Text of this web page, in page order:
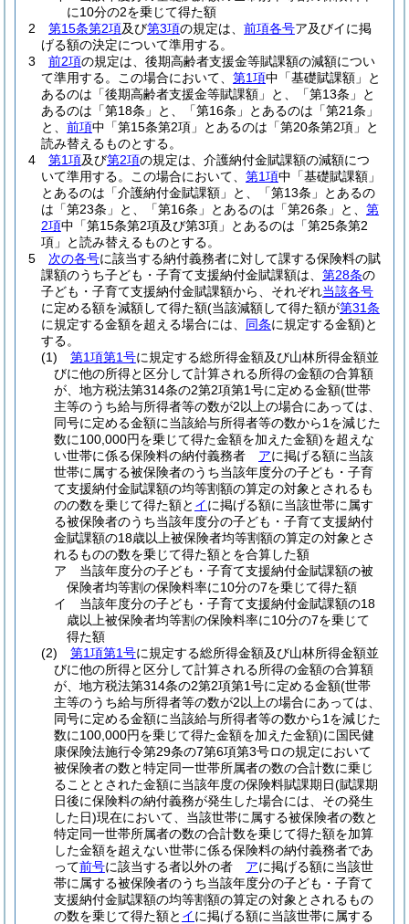
に10分の2を乗じて得た額
2
第15条第2項及び第3項の規定は、 前項各号ア及びイに掲
げる額の決定について準用する。
3
前2項の規定は、後期高齢者支援金等賦課額の減額につい
て準用する。
この場合において、 第1項中「基礎賦課額」と
あるのは「後期高齢者支援金等賦課額」と、「第13条」と
あるのは「第18条」と、「第16条」とあるのは「第21条」
と、 前項中「第15条第2項」とあるのは「第20条第2項」と
読み替えるものとする。
4
第1項及び第2項の規定は、介護納付金賦課額の減額につ
いて準用する。
この場合において、 第1項中「基礎賦課額」
とあるのは「介護納付金賦課額」と、「第13条」とあるの
は「第23条」と、「第16条」とあるのは「第26条」と、 第
2項中「第15条第2項及び第3項」とあるのは「第25条第2
項」と読み替えるものとする。
5
次の各号に該当する納付義務者に対して課する保険料の賦
課額のうち子ども・子育て支援納付金賦課額は、 第28条の
子ども・子育て支援納付金賦課額から、それぞれ当該各号
に定める額を減額して得た額(当該減額して得た額が第31条
に規定する金額を超える場合には、 同条に規定する金額)と
する。
(1)
第1項第1号に規定する総所得金額及び山林所得金額並
びに他の所得と区分して計算される所得の金額の合算額
が、地方税法第314条の2第2項第1号に定める金額(世帯
主等のうち給与所得者等の数が2以上の場合にあっては、
同号に定める金額に当該給与所得者等の数から1を減じた
数に100,000円を乗じて得た金額を加えた金額)を超えな
い世帯に係る保険料の納付義務者 アに掲げる額に当該
世帯に属する被保険者のうち当該年度分の子ども・子育
て支援納付金賦課額の均等割額の算定の対象とされるも
のの数を乗じて得た額と イに掲げる額に当該世帯に属す
る被保険者のうち当該年度分の子ども・子育て支援納付
金賦課額の18歳以上被保険者均等割額の算定の対象とさ
れるものの数を乗じて得た額とを合算した額
ア
当該年度分の子ども・子育て支援納付金賦課額の被
保険者均等割の保険料率に10分の7を乗じて得た額
イ
当該年度分の子ども・子育て支援納付金賦課額の18
歳以上被保険者均等割の保険料率に10分の7を乗じて
得た額
(2)
第1項第1号に規定する総所得金額及び山林所得金額並
びに他の所得と区分して計算される所得の金額の合算額
が、地方税法第314条の2第2項第1号に定める金額(世帯
主等のうち給与所得者等の数が2以上の場合にあっては、
同号に定める金額に当該給与所得者等の数から1を減じた
数に100,000円を乗じて得た金額を加えた金額)に国民健
康保険法施行令第29条の7第6項第3号ロの規定において
被保険者の数と特定同一世帯所属者の数の合計数に乗じ
ることとされた金額に当該年度の保険料賦課期日(賦課期
日後に保険料の納付義務が発生した場合には、その発生
した日)現在において、当該世帯に属する被保険者の数と
特定同一世帯所属者の数の合計数を乗じて得た額を加算
した金額を超えない世帯に係る保険料の納付義務者であ
って前号に該当する者以外の者 アに掲げる額に当該世
帯に属する被保険者のうち当該年度分の子ども・子育て
支援納付金賦課額の均等割額の算定の対象とされるもの
の数を乗じて得た額と イに掲げる額に当該世帯に属する